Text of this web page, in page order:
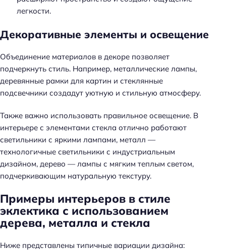
легкости.
Декоративные элементы и освещение
Объединение материалов в декоре позволяет
подчеркнуть стиль. Например, металлические лампы,
деревянные рамки для картин и стеклянные
подсвечники создадут уютную и стильную атмосферу.
Также важно использовать правильное освещение. В
интерьере с элементами стекла отлично работают
светильники с яркими лампами, металл —
технологичные светильники с индустриальным
дизайном, дерево — лампы с мягким теплым светом,
подчеркивающим натуральную текстуру.
Примеры интерьеров в стиле
эклектика с использованием
дерева, металла и стекла
Ниже представлены типичные вариации дизайна: